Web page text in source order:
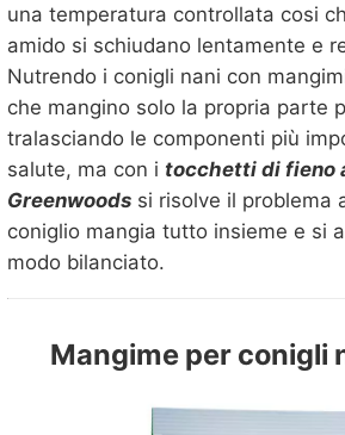
una temperatura controllata cosi
amido si schiudano lentamente e
Nutrendo i conigli nani con
che mangino solo la propria parte
tralasciando le componenti più
salute, ma con i tocchetti di fieno
Greenwoods si risolve il problema
coniglio mangia tutto insieme e si
modo bilanciato.
Mangime per conigli